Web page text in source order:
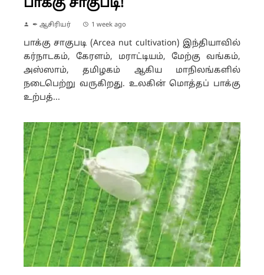
பாக்கு சாகுபடி!
✒ ஆசிரியர் 1 week ago
பாக்கு சாகுபடி (Arcea nut cultivation) இந்தியாவில்
கர்நாடகம், கேரளம், மராட்டியம், மேற்கு வங்கம்,
அஸ்ஸாம், தமிழகம் ஆகிய மாநிலங்களில்
நடைபெற்று வருகிறது. உலகின் மொத்தப் பாக்கு
உற்பத்...